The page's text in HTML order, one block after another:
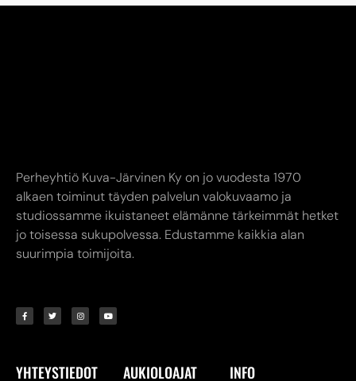
Perheyhtiö Kuva-Järvinen Ky on jo vuodesta 1970
alkaen toiminut täyden palvelun valokuvaamo ja
studiossamme ikuistaneet elämänne tärkeimmät hetket
jo toisessa sukupolvessa. Edustamme kaikkia alan
suurimpia toimijoita.
YHTEYSTIEDOT AUKIOLOAJAT INFO